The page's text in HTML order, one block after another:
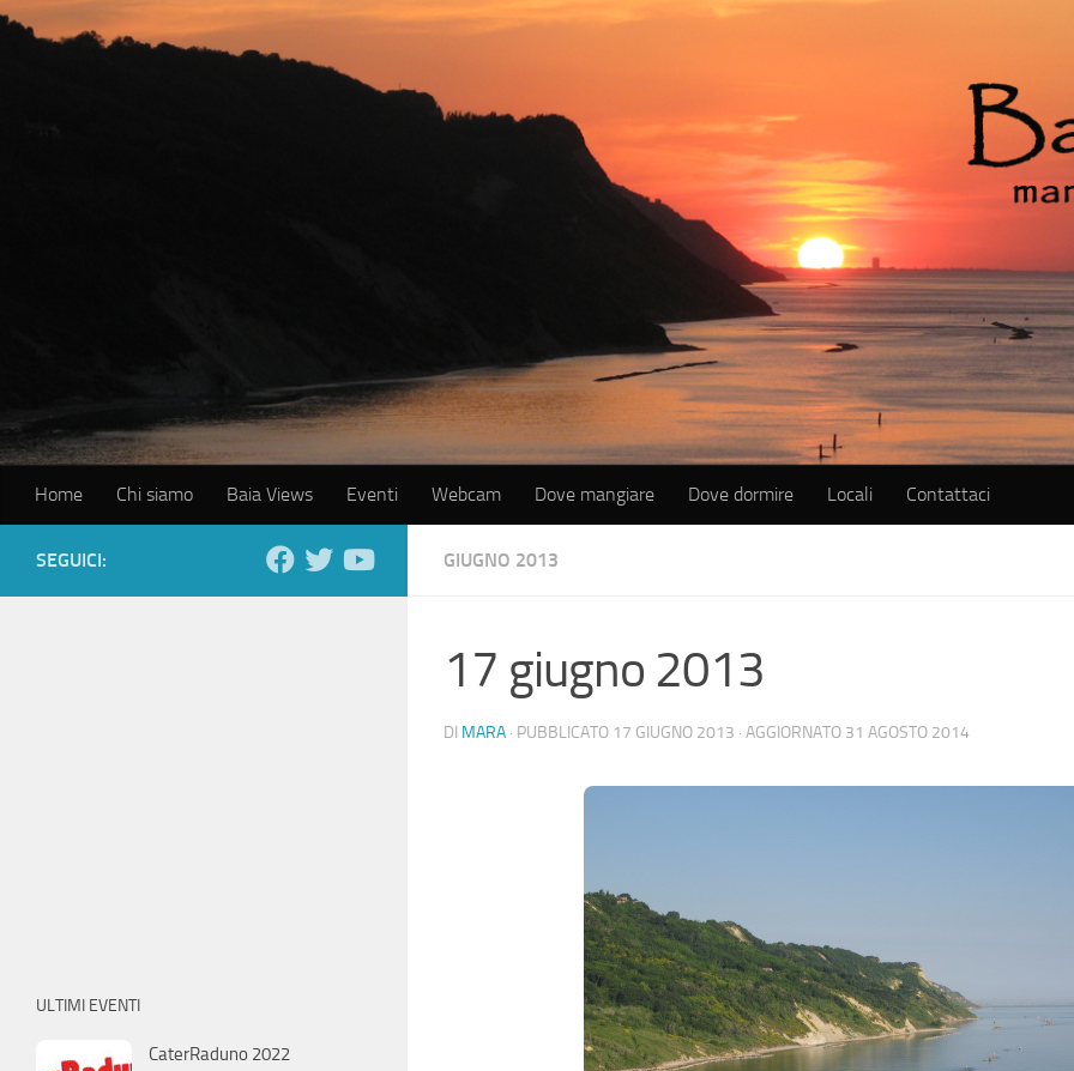
Salta al contenuto
Home Chi siamo Baia Views Eventi Webcam Dove mangiare Dove dormire Locali Contattaci
GIUGNO 2013
17 giugno 2013
DI MARA · PUBBLICATO 17 GIUGNO 2013 · AGGIORNATO 31 AGOSTO 2014
SEGUICI:
ULTIMI EVENTI
CaterRaduno 2022